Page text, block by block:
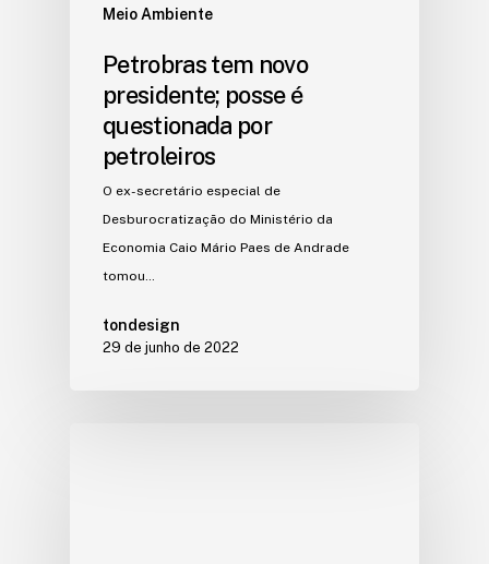
Meio Ambiente
Petrobras tem novo
presidente; posse é
questionada por
petroleiros
O ex-secretário especial de
Desburocratização do Ministério da
Economia Caio Mário Paes de Andrade
tomou…
tondesign
29 de junho de 2022